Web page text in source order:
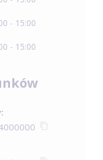
- 15:00
- 15:00